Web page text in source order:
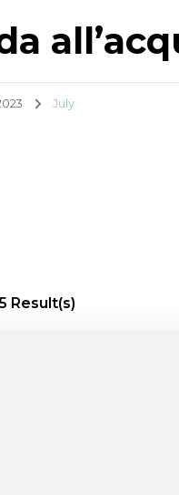
July
Result(s)